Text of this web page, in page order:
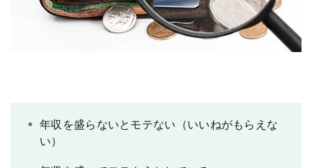
年収を盛らないとモテない（いいねがもらえな
い）